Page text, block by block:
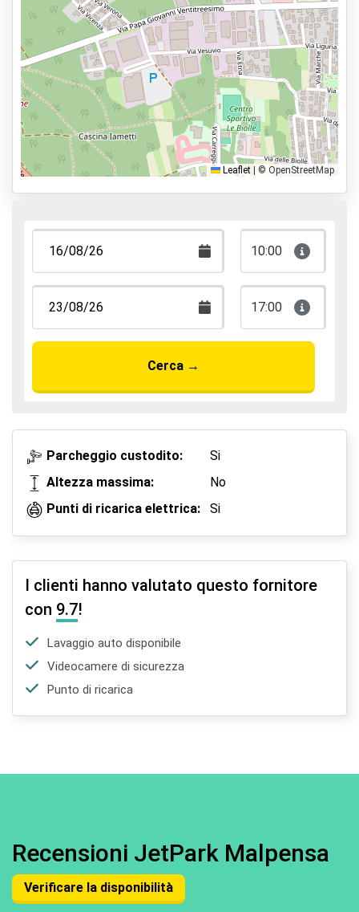
Prenota in anticipo
7,9km dall'aeroporto
Tipi di parcheggio
Servizio navetta
Car valet
Parcheggia e cammina
Parcheggia, dormi e vola
Leaflet © OpenStreetMap
10:00
17:00
Cerca →
Parcheggio custodito:
Si
Altezza massima:
No
Punti di ricarica elettrica:
Si
I clienti hanno valutato questo fornitore
con 9.7!
Lavaggio auto disponibile
Videocamere di sicurezza
Punto di ricarica
Recensioni JetPark Malpensa
Verificare la disponibilità